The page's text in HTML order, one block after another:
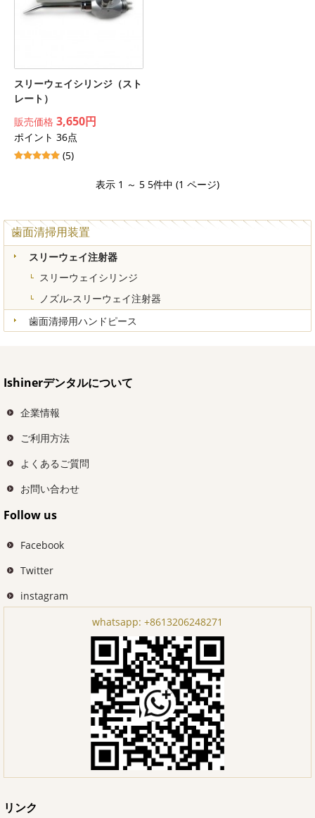
スリーウェイシリンジ（スト
レート）
販売価格 3,650円
ポイント 36点
(5)
表示 1 ～ 5 5件中 (1 ページ)
歯面清掃用装置
スリーウェイ注射器
スリーウェイシリンジ
ノズル-スリーウェイ注射器
歯面清掃用ハンドピース
Ishinerデンタルについて
企業情報
ご利用方法
よくあるご質問
お問い合わせ
Follow us
Facebook
Twitter
instagram
whatsapp: +8613206248271
リンク